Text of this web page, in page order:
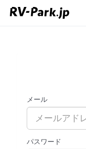
メール
パスワード